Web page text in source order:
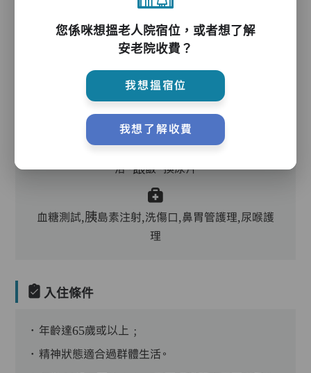
護理服務
主管,助理員,護理員,保健員,到診醫生
護理評估、執藥、核派藥、量度生命表徵、協助沐
浴、餵飯、換尿片
血糖測試,胰島素注射,洗傷口,鼻胃管護理,尿喉護
理
入住條件
．年齡達65歲或以上﹔
．精神狀態適合過群體生活。
您係咪想搵老人院宿位，或者想了解
安老院收費？
我想搵宿位
我想了解收費